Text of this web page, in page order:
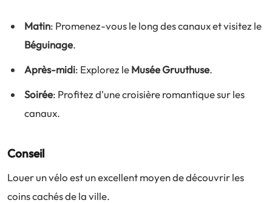
Matin: Promenez-vous le long des canaux et visitez le
Béguinage.
Après-midi: Explorez leMusée Gruuthuse.
Soirée: Profitez d'une croisière romantique sur les
canaux.
Conseil
Louer un vélo est un excellent moyen de découvrir les
coins cachés de la ville.